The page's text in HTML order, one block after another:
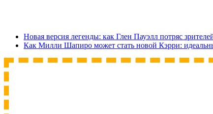
Новая версия легенды: как Глен Пауэлл потряс
Как Милли Шапиро может стать новой Кэрри: